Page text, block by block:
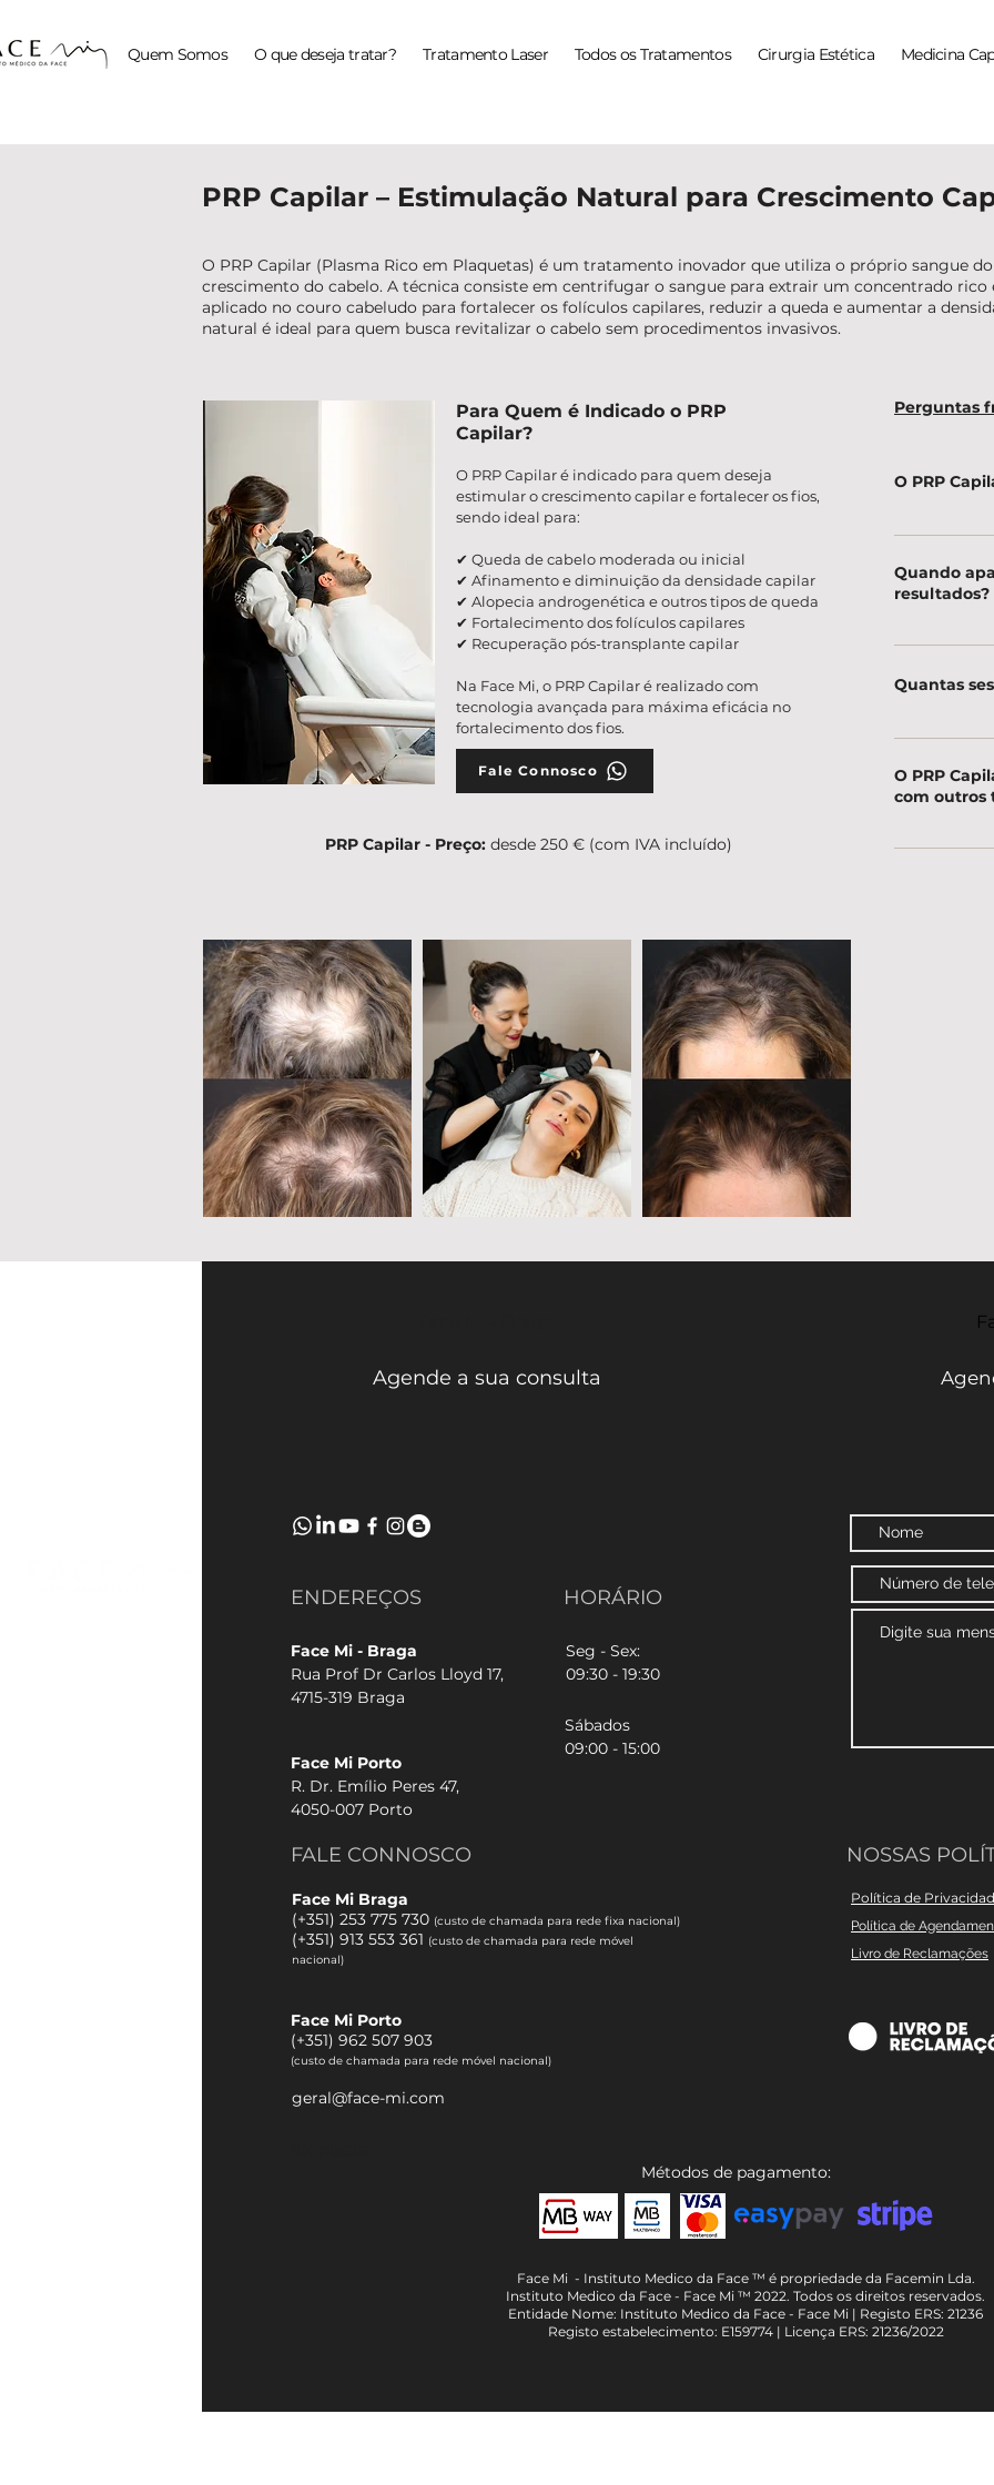
Quem Somos O que deseja tratar? Tratamento Laser Todos os Tratamentos Cirurgia Estética Medicina
PRP Capilar – Estimulação Natural para Crescimento
O PRP Capilar (Plasma Rico em Plaquetas) é um tratamento inovador que utiliza o próprio sangue
crescimento do cabelo. A técnica consiste em centrifugar o sangue para extrair um concentrado
aplicado no couro cabeludo para fortalecer os folículos capilares, reduzir a queda e aumentar a
natural é ideal para quem busca revitalizar o cabelo sem procedimentos invasivos.
Para Quem é Indicado o PRP
Capilar?
O PRP Capilar é indicado para quem deseja
estimular o crescimento capilar e fortalecer os fios,
sendo ideal para:
✔ Queda de cabelo moderada ou inicial
✔ Afinamento e diminuição da densidade capilar
✔ Alopecia androgenética e outros tipos de queda
✔ Fortalecimento dos folículos capilares
✔ Recuperação pós-transplante capilar
Na Face Mi, o PRP Capilar é realizado com
tecnologia avançada para máxima eficácia no
fortalecimento dos fios.
Fale Connosco
PRP Capilar - Preço: desde 250 € (com IVA incluído)
Perguntas
O PRP
O desconforto
durante a
Quando
resultados?
A melhoria na
visível a partir
Quantas
Normalmente,
necessidade
O PRP
com outros
Sim! Pode ser
Agende a sua consulta
ENDEREÇOS HORÁRIO
Face Mi - Braga
Rua Prof Dr Carlos Lloyd 17,
4715-319 Braga
Seg - Sex:
09:30 - 19:30
Sábados
09:00 - 15:00
Face Mi Porto
R. Dr. Emílio Peres 47,
4050-007 Porto
FALE CONNOSCO
Face Mi Braga
(+351) 253 775 730 (custo de chamada para rede fixa nacional)
(+351) 913 553 361 (custo de chamada para rede móvel
nacional)
Face Mi Porto
(+351) 962 507 903
(custo de chamada para rede móvel nacional)
NOSSAS
Política de
Política de
Livro de Reclamações
geral@face-mi.com
Métodos de pagamento:
Face Mi - Instituto Medico da Face ™ é propriedade da Facemin Lda.
Instituto Medico da Face - Face Mi ™ 2022. Todos os direitos reservados.
Entidade Nome: Instituto Medico da Face - Face Mi | Registo ERS: 21236
Registo estabelecimento: E159774 | Licença ERS: 21236/2022